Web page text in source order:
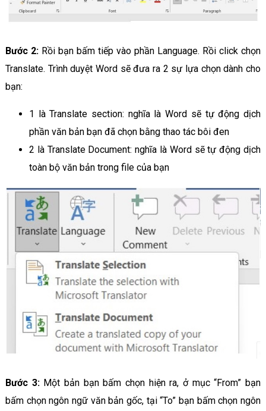
Bước 2:Rồi bạn bấm tiếp vào phần Language. Rồi click chọn
Translate. Trình duyệt Word sẽ đưa ra 2 sự lựa chọn dành cho
bạn:
1 là Translate section: nghĩa là Word sẽ tự động dịch
phần văn bản bạn đã chọn bằng thao tác bôi đen
2 là Translate Document: nghĩa là Word sẽ tự động dịch
toàn bộ văn bản trong file của bạn
Bước 3:Một bản bạn bấm chọn hiện ra, ở mục “From” bạn
bấm chọn ngôn ngữ văn bản gốc, tại “To” bạn bấm chọn ngôn